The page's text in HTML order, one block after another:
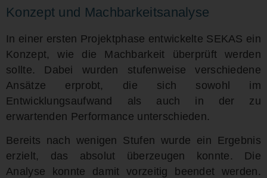
Konzept und Machbarkeitsanalyse
In einer ersten Projektphase entwickelte SEKAS ein
Konzept, wie die Machbarkeit überprüft werden
sollte. Dabei wurden stufenweise verschiedene
Ansätze erprobt, die sich sowohl im
Entwicklungsaufwand als auch in der zu
erwartenden Performance unterschieden.
Bereits nach wenigen Stufen wurde ein Ergebnis
erzielt, das absolut überzeugen konnte. Die
Analyse konnte damit vorzeitig beendet werden.